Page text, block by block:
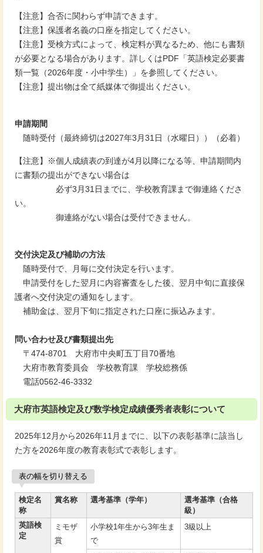
【注意】合否に関わらず申請できます。
【注意】保護者名義の口座を指定してください。
【注意】受検方式によって、検定料が異なるため、他にも書類
が必要となる場合があります。詳しくはPDF「英語検定必要書
類一覧（2026年度・小中学生）」を参照してください。
【注意】提出物は全て紙媒体で御提出ください。
申請期間
随時受付（最終締切は2027年3月31日（水曜日））（必着）
【注意】※個人成績表の到達が4月以降になる等、申請期間内
に書類の提出ができない場合は
必ず3月31日までに、学校教育課まで御連絡くださ
い。
御連絡がない場合は受付できません。
交付決定及び補助の方法
随時受付で、月毎に交付決定を行います。
申請受付をした翌月に内容審査をした後、翌月中旬に直接保
護者へ交付決定の通知をします。
補助金は、翌月下旬に指定された口座に振込みます。
問い合わせ及び書類提出先
〒474-8701 大府市中央町五丁目70番地
大府市教育委員会 学校教育課 学校総務係
電話0562-46-3332
大府市英語検定及び数学検定成績優秀者表彰について
2025年12月から2026年11月までに、以下の表彰基準に該当し
た方を2026年度の教育表彰式で表彰します。
表の幅を切り替える
検定名
称
賞名称 選考基準（学年）
選考基準（合格
級）
英語検
定
ミモザ
賞
小学校1年生から3年生ま
で
3級以上